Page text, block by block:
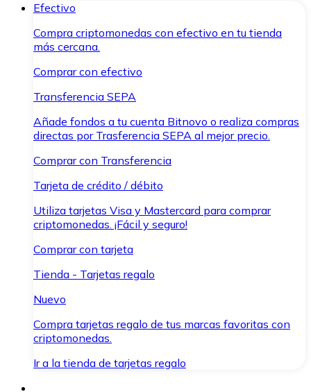
Efectivo
Compra criptomonedas con efectivo en tu tienda
más cercana.
Comprar con efectivo
Transferencia SEPA
Añade fondos a tu cuenta Bitnovo o realiza compras
directas por Trasferencia SEPA al mejor precio.
Comprar con Transferencia
Tarjeta de crédito / débito
Utiliza tarjetas Visa y Mastercard para comprar
criptomonedas. ¡Fácil y seguro!
Comprar con tarjeta
Tienda - Tarjetas regalo
Nuevo
Compra tarjetas regalo de tus marcas favoritas con
criptomonedas.
Ir a la tienda de tarjetas regalo